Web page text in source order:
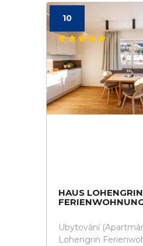
10
HAUS LOHENGRIN
Ubytování
Lohengrin